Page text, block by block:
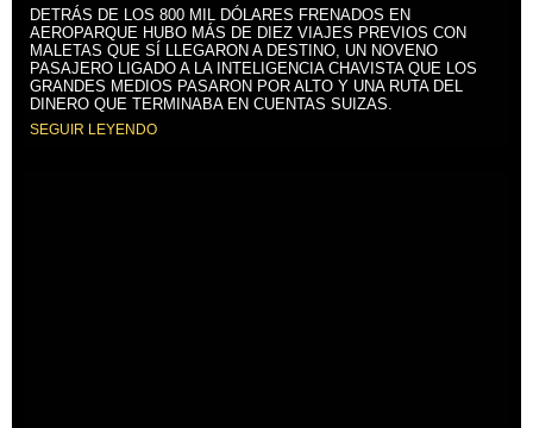
DETRÁS DE LOS 800 MIL DÓLARES FRENADOS EN
AEROPARQUE HUBO MÁS DE DIEZ VIAJES PREVIOS CON
MALETAS QUE SÍ LLEGARON A DESTINO, UN NOVENO
PASAJERO LIGADO A LA INTELIGENCIA CHAVISTA QUE LOS
GRANDES MEDIOS PASARON POR ALTO Y UNA RUTA DEL
DINERO QUE TERMINABA EN CUENTAS SUIZAS.
SEGUIR LEYENDO